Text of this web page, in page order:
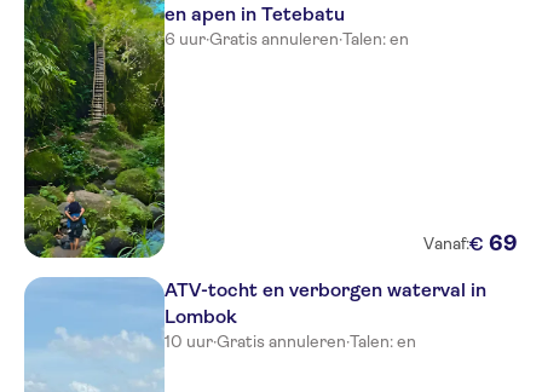
en apen in Tetebatu
6 uur·Gratis annuleren·Talen: en
Vanaf:€ 69
ATV-tocht en verborgen waterval in
Lombok
10 uur·Gratis annuleren·Talen: en